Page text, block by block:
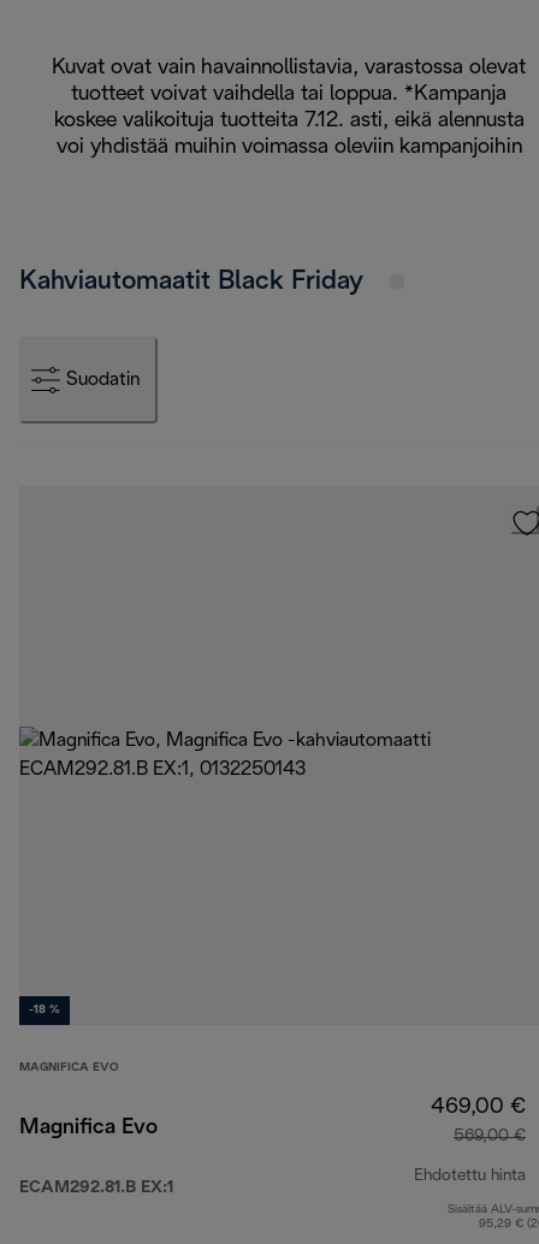
Kuvat ovat vain havainnollistavia, varastossa olevat
tuotteet voivat vaihdella tai loppua. *Kampanja
koskee valikoituja tuotteita 7.12. asti, eikä alennusta
voi yhdistää muihin voimassa oleviin kampanjoihin
Kahviautomaatit Black Friday
Suodatin
-18 %
MAGNIFICA EVO
Magnifica Evo
ECAM292.81.B EX:1
469,00 €
569,00 €
Ehdotettu hinta
Sisältää ALV-
95,29 €